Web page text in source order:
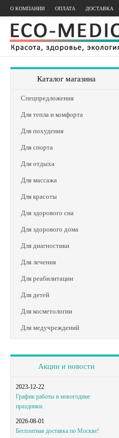
О КОМПАНИИ ОПЛАТА ДОСТАВКА
Каталог магазина
Спецпредложения
Для тепла и комфорта
Для похудения
Для спорта
Для отдыха
Для массажа
Для красоты
Для здорового сна
Для здорового дома
Для диагностики
Для лечения
Для реабилитации
Для детей
Для косметологии
Для медучреждений
Акции и новости
2023-12-22
График работы в новогодние
праздники
2026-08-01
Бесплатная доставка по Москве!